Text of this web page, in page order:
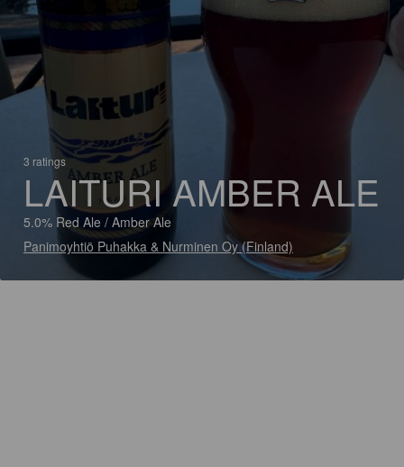
3 ratings
LAITURI AMBER ALE
5.0% Red Ale / Amber Ale
Panimoyhtiö Puhakka & Nurminen Oy (Finland)